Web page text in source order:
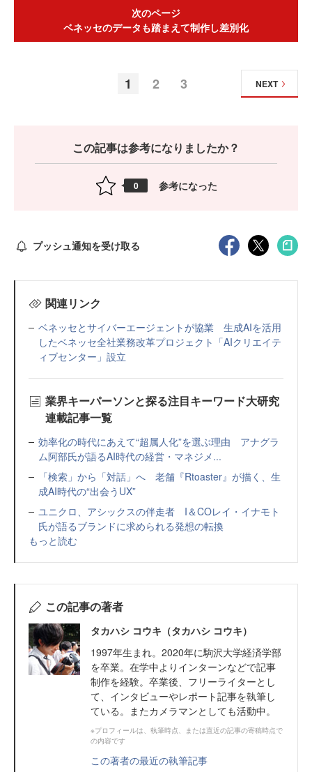
次のページ
ベネッセのデータも踏まえて制作し差別化
1 2 3 NEXT
この記事は参考になりましたか？
0 参考になった
プッシュ通知を受け取る
関連リンク
ベネッセとサイバーエージェントが協業 生成AIを活用
したベネッセ全社業務改革プロジェクト「AIクリエイテ
ィブセンター」設立
業界キーパーソンと探る注目キーワード大研究
連載記事一覧
効率化の時代にあえて“超属人化”を選ぶ理由 アナグラ
ム阿部氏が語るAI時代の経営・マネジメ...
「検索」から「対話」へ 老舗『Rtoaster』が描く、生
成AI時代の“出会うUX”
ユニクロ、アシックスの伴走者 I＆COレイ・イナモト
氏が語るブランドに求められる発想の転換
もっと読む
この記事の著者
タカハシ コウキ（タカハシ コウキ）
1997年生まれ。2020年に駒沢大学経済学部
を卒業。在学中よりインターンなどで記事
制作を経験。卒業後、フリーライターとし
て、インタビューやレポート記事を執筆し
ている。またカメラマンとしても活動中。
※プロフィールは、執筆時点、または直近の記事の寄稿時点で
の内容です
この著者の最近の執筆記事